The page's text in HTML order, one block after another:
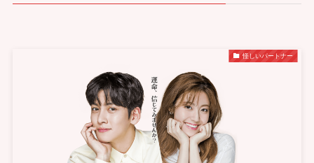
怪しいパートナー